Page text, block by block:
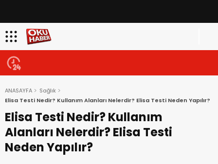
ANASAYFA
Sağlık
Elisa Testi Nedir? Kullanım Alanları Nelerdir? Elisa Testi Neden Yapılır?
Elisa Testi Nedir? Kullanım
Alanları Nelerdir? Elisa Testi
Neden Yapılır?